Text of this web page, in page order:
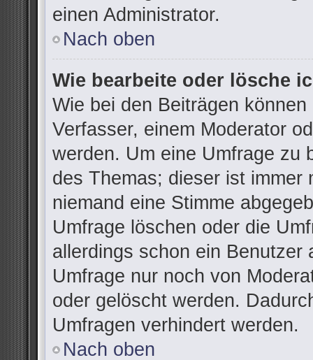
einen Administrator.
Nach oben
Wie bearbeite oder lösche
Wie bei den Beiträgen
Verfasser, einem Moderator
werden. Um eine Umfrage zu
des Themas; dieser ist immer
niemand eine Stimme
Umfrage löschen oder die
allerdings schon ein Benutzer
Umfrage nur noch von
oder gelöscht werden.
Umfragen verhindert werden.
Nach oben